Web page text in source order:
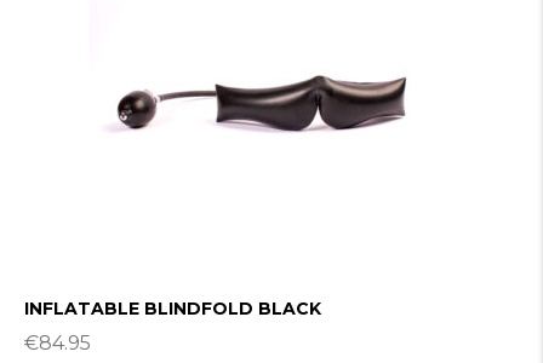
INFLATABLE BLINDFOLD BLACK
€84.95